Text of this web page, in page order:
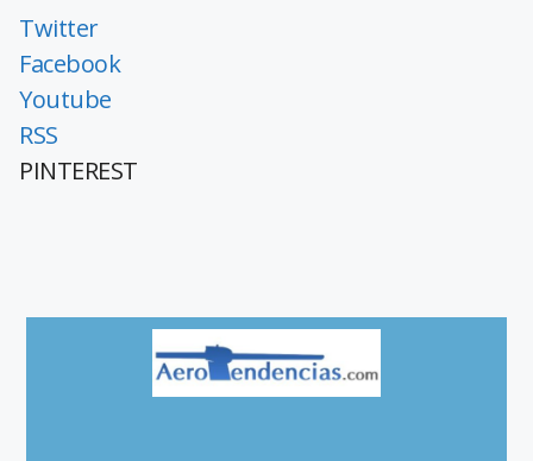
Twitter
Facebook
Youtube
RSS
PINTEREST